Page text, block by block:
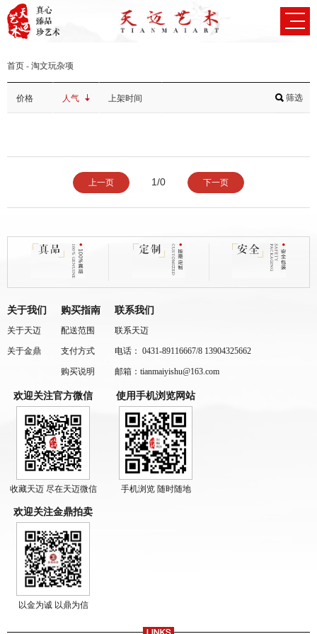
首页 - 淘文玩杂项
价格 人气 上架时间 筛选
上一页 1/0 下一页
关于我们
关于天迈
关于金鼎
购买指南
配送范围
支付方式
购买说明
联系我们
联系天迈
电话： 0431-89116667/8 13904325662
邮箱：tianmaiyishu@163.com
欢迎关注官方微信
收藏天迈 尽在天迈微信
使用手机浏览网站
手机浏览 随时随地
欢迎关注金鼎拍卖
以金为诚 以鼎为信